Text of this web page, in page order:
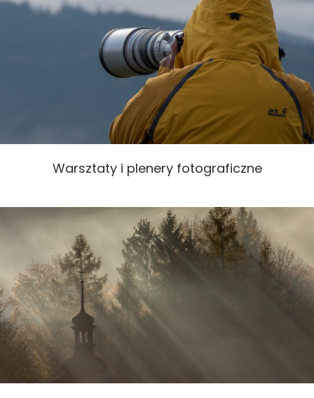
Warsztaty i plenery fotograficzne